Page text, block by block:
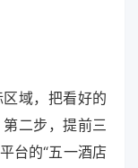
域，把看好的
二步，提前三
台的“五一酒店